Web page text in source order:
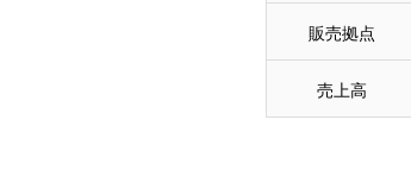
販売拠点
売上高